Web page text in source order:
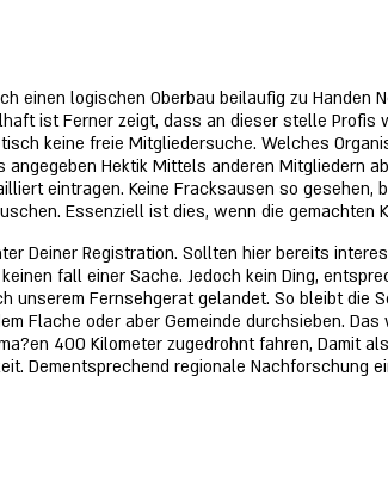
einen logischen Oberbau beilaufig zu Handen
ist Ferner zeigt, dass an dieser stelle
keine freie Mitgliedersuche. Welches
angegeben Hektik Mittels anderen Mitgliedern
eintragen. Keine Fracksausen so
Essenziell ist dies, wenn die gemachten
Deiner Registration. Sollten hier bereits
fall einer Sache. Jedoch kein Ding,
unserem Fernsehgerat gelandet. So bleibt die
Flache oder aber Gemeinde durchsieben.
400 Kilometer zugedrohnt fahren, Damit
Dementsprechend regionale Nachforschung